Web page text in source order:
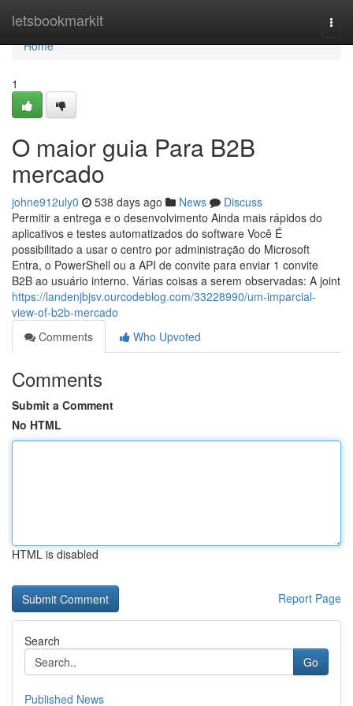
letsbookmarkit
Home
Home
1
O maior guia Para B2B
mercado
johne912uly0 538 days ago News
Discuss
Permitir a entrega e o desenvolvimento Ainda mais rápidos do
aplicativos e testes automatizados do software Você É
possibilitado a usar o centro por administração do Microsoft
Entra, o PowerShell ou a API de convite para enviar 1 convite
B2B ao usuário interno. Várias coisas a serem observadas: A joint
https://landenjbjsv.ourcodeblog.com/33228990/um-imparcial-
view-of-b2b-mercado
Comments
Who Upvoted
Comments
Submit a Comment
No HTML
HTML is disabled
Report Page
Search
Go
Published News